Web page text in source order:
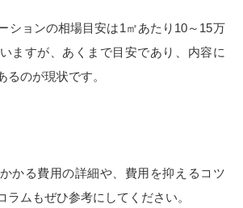
ションの相場目安は1㎡あたり10～15万
ますが、あくまで目安であり、内容に
るのが現状です。
かる費用の詳細や、費用を抑えるコツ
ラムもぜひ参考にしてください。